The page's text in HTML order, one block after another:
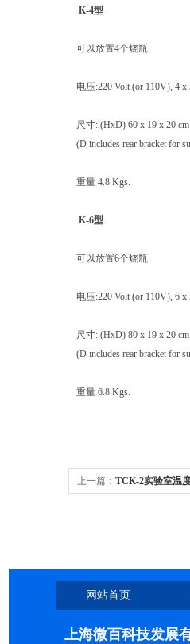
K-4型
可以放置4个烧瓶
电压:220 Volt (or 110V), 4 x
尺寸: (HxD) 60 x 19 x 20 cm
(D includes rear bracket for
重量 4.8 Kgs.
K-6型
可以放置6个烧瓶
电压:220 Volt (or 110V), 6 x
尺寸: (HxD) 80 x 19 x 20 cm
(D includes rear bracket for
重量 6.8 Kgs.
上一篇： TCK-2实验室温
网站首页
上海微百科技发展